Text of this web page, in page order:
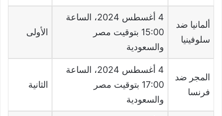
ألمانيا ضد
سلوفينيا
4 أغسطس
، الساعة
15:00 بتوقيت مصر
والسعودية
الأولى
المجر ضد
فرنسا
4 أغسطس
، الساعة
17:00 بتوقيت مصر
والسعودية
الثانية